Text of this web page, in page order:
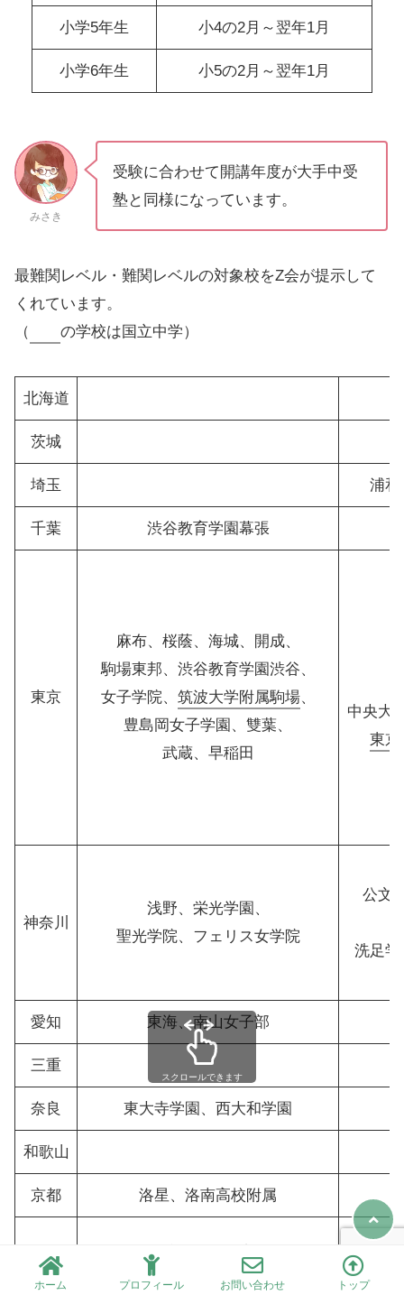
小学5年生 小4の2月～翌年1月
小学6年生 小5の2月～翌年1月
みさき
受験に合わせて開講年度が大手中受
塾と同様になっています。
最難関レベル・難関レベルの対象校をZ会が提示して
くれています。
（
の学校は国立中学）
北海道
茨城
埼玉 浦和
千葉 渋谷教育学園幕張
東京
麻布、桜蔭、海城、開成、
駒場東邦、渋谷教育学園渋谷、
女子学院、 筑波大学附属駒場、
豊島岡女子学園、雙葉、
武蔵、早稲田
中央大
東京
神奈川
浅野、栄光学園、
聖光学院、フェリス女学院
公文
洗足
愛知 東海、南山女子部
三重
奈良 東大寺学園、西大和学園
和歌山
京都 洛星、洛南高校附属
大阪星光学院、四天王寺、清風南海
大阪
スクロールできます
ホーム プロフィール お問い合わせ トップ